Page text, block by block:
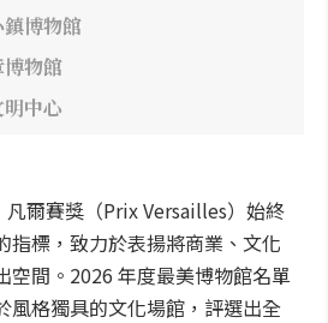
博物館
物館
中心
凡爾賽獎（Prix Versailles）始終
指標，致力於表揚將商業、文化
空間。2026 年度最美博物館名單
風格獨具的文化場館，評選出全